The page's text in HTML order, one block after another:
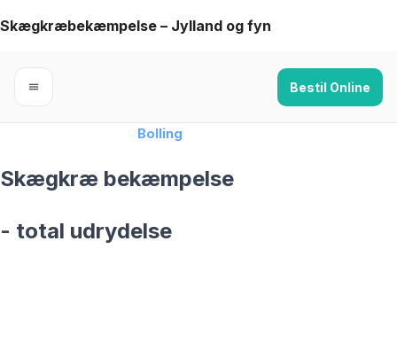
Skip
content
Skægkræbekæmpelse – Jylland og fyn
Bestil Online
Bolling
Skægkræ bekæmpelse
- total udrydelse